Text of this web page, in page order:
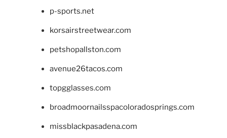
p-sports.net
korsairstreetwear.com
petshopallston.com
avenue26tacos.com
topgglasses.com
broadmoornailsspacoloradosprings.com
missblackpasadena.com